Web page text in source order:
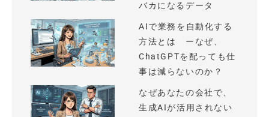
バカになるデータ
AIで業務を自動化する
方法とは ーなぜ、
ChatGPTを配っても仕
事は減らないのか？
なぜあなたの会社で、
生成AIが活用されない